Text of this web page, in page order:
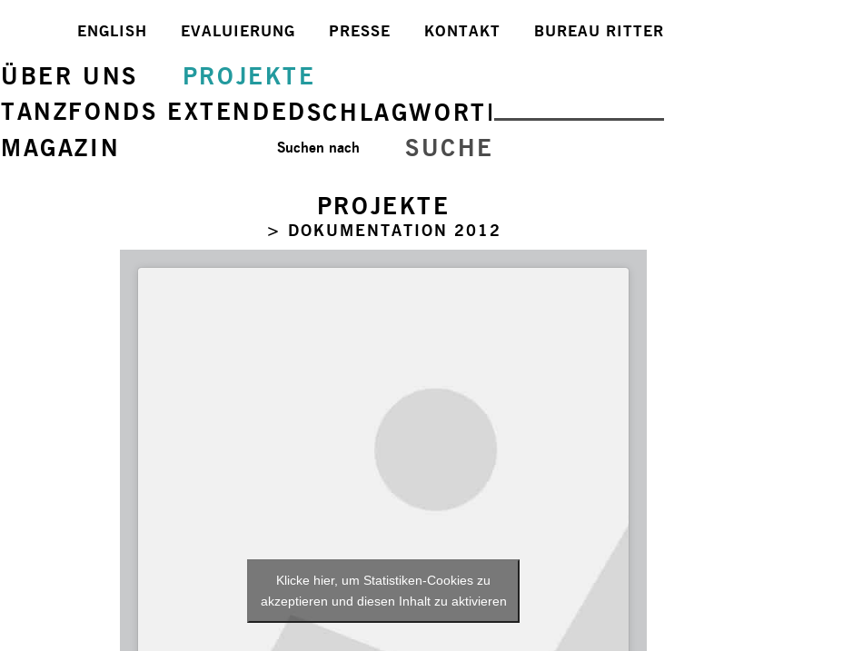
BUREAU RITTER
KONTAKT
PRESSE
EVALUIERUNG
ENGLISH
ÜBER UNS
PROJEKTE
TANZFONDS EXTENDEDSCHLAGWORTE
MAGAZIN
SUCHE
Suchen nach
PROJEKTE
> DOKUMENTATION 2012
Klicke hier, um Statistiken-Cookies zu
akzeptieren und diesen Inhalt zu aktivieren